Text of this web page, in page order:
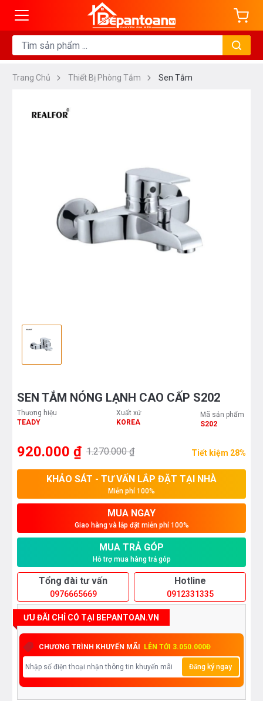
Trang Chủ Thiết Bị Phòng Tắm Sen Tắm
SEN TẮM NÓNG LẠNH CAO CẤP S202
Thương hiệu
TEADY
Xuất xứ
KOREA
Mã sản phẩm
S202
920.000 ₫ 1.270.000 ₫ Tiết kiệm 28%
KHẢO SÁT - TƯ VẤN LẮP ĐẶT TẠI NHÀ
Miễn phí 100%
MUA NGAY
Giao hàng và lắp đặt miễn phí 100%
MUA TRẢ GÓP
Hỗ trợ mua hàng trả góp
Tổng đài tư vấn
0976665669
Hotline
0912331335
ƯU ĐÃI CHỈ CÓ TẠI BEPANTOAN.VN
CHƯƠNG TRÌNH KHUYẾN MÃI LÊN TỚI 3.050.000Đ
Đăng ký ngay